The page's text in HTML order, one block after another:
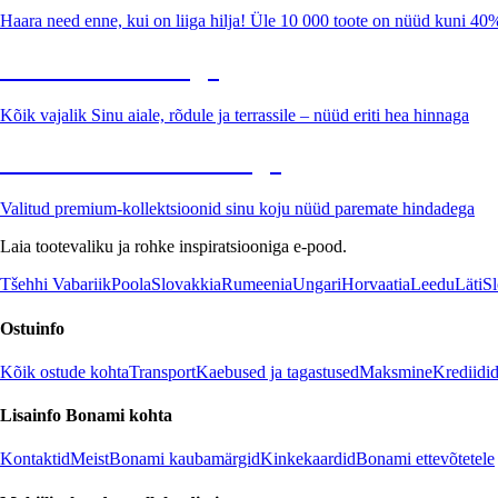
Haara need enne, kui on liiga hilja! Üle 10 000 toote on nüüd kuni
Kõik vajalik Sinu aiale, rõdule ja terrassile – nüüd eriti hea hinnaga
Valitud premium-kollektsioonid sinu koju nüüd paremate hindadega
Laia tootevaliku ja rohke inspiratsiooniga e-pood.
Tšehhi VabariikPoolaSlovakkiaRumeeniaUngariHorvaatiaLeeduLäti
Ostuinfo
Kõik ostude kohtaTransportKaebused ja tagastusedMaksmineKrediidid
Lisainfo Bonami kohta
KontaktidMeistBonami kaubamärgidKinkekaardidBonami ettevõtetele